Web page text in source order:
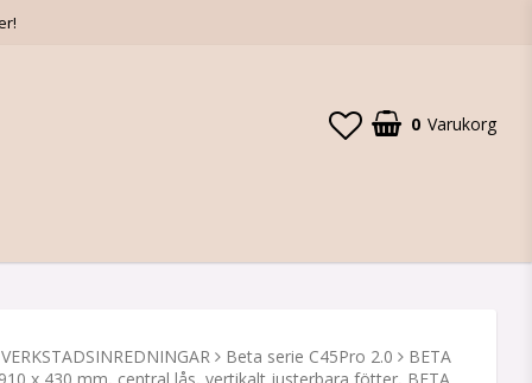
0 Varukorg
Beta serie C45Pro 2.0
BETA